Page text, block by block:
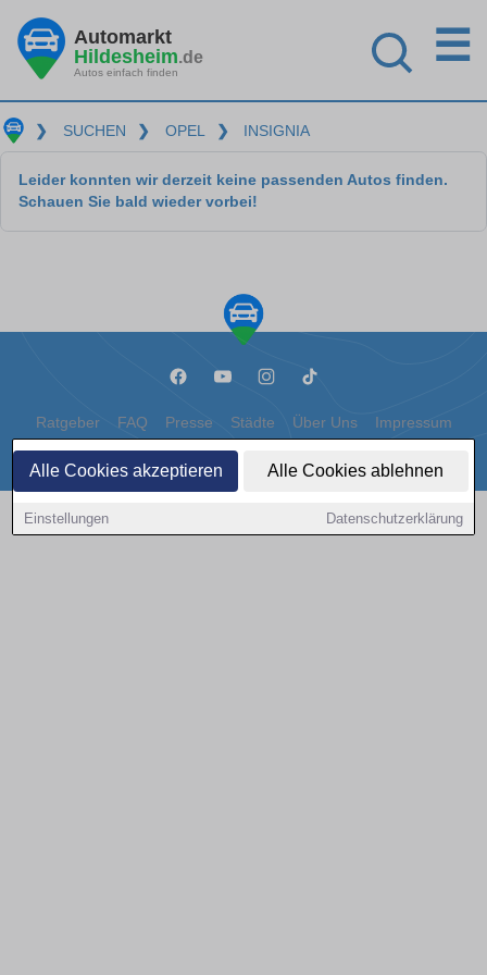
Alle Cookies akzeptieren Alle Cookies ablehnen
Einstellungen Datenschutzerklärung
Automarkt
Hildesheim.de
Autos einfach finden
☰
❯ SUCHEN ❯ OPEL ❯ INSIGNIA
Leider konnten wir derzeit keine passenden Autos finden.
Schauen Sie bald wieder vorbei!
Ratgeber FAQ Presse Städte Über Uns Impressum
Datenschutz Cookies
Copyright © 2000 - 2026 | 1A Infosysteme GmbH | Content by: 1a-sites-autos